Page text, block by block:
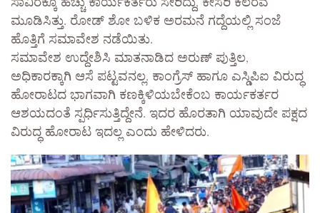
ಸಾವಿರಕ್ಕೂ ಹೆಚ್ಚು ಕಾರ್ಯಕರ್ತರು ಸೇರಿದ್ದು, ಕೇಸರಿ ಕಲರವ
ಮೂಡಿಸಿತ್ತು. ರೋಡ್ ಶೋ ಬಳಿಕ ಅರಮನೆ ಗದ್ದೆಯಲ್ಲಿ ಸಂಜೆ
ಹೊತ್ತಿಗೆ ಸಮಾವೇಶ ನಡೆಯಿತು.
ಸಮಾವೇಶ ಉದ್ದೇಶಿಸಿ ಮಾತನಾಡಿದ ಅರುಣ್ ಪುತ್ತಿಲ,
ಅಧಿಕಾರಕ್ಕಾಗಿ ಆಸೆ ಪಟ್ಟವನಲ್ಲ. ಕಾಂಗ್ರೆಸ್ ಹಾಗೂ ಎಸ್ಡಿಪಿಐ ವಿರುದ್ಧ
ಹೋರಾಟದ ಭಾಗವಾಗಿ ಕಣಕ್ಕಿಳಿಯಬೇಕೆಂಬ ಕಾರ್ಯಕರ್ತರ
ಆಶಯದಂತೆ ಸ್ಪರ್ಧಿಸುತ್ತಿದ್ದೇನೆ. ಇದರ ಹೊರತಾಗಿ ಯಾವುದೇ ಪಕ್ಷದ
ವಿರುದ್ಧ ಹೋರಾಟ ಇದಲ್ಲ ಎಂದು ಹೇಳಿದರು.